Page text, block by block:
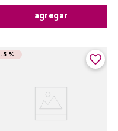
agregar
-5 %